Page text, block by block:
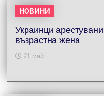
НОВИНИ
Украинци
възрастна жена
21 май